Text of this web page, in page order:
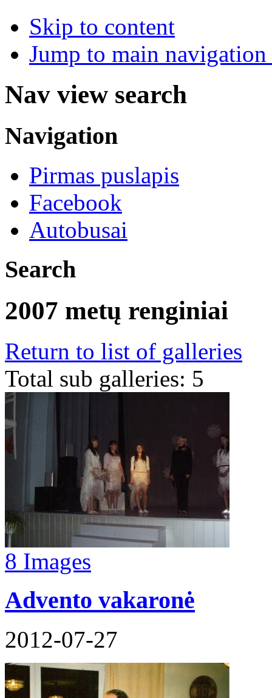
Skip to content
Jump to main
Nav view search
Navigation
Pirmas puslapis
Facebook
Autobusai
Search
2007 metų renginiai
Return to list of galleries
Total sub galleries: 5
8 Images
Advento vakaronė
2012-07-27